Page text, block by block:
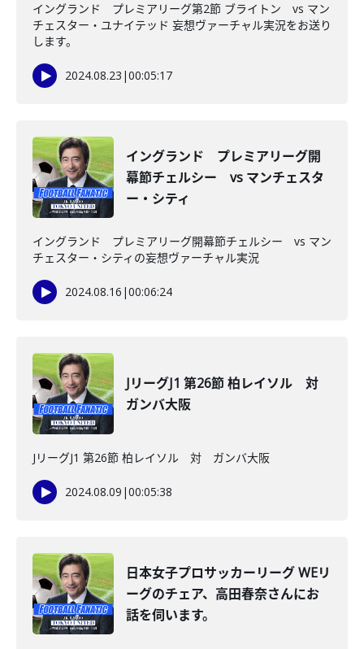
イングランド プレミアリーグ第2節 ブライトン vs マン
チェスター・ユナイテッド 妄想ヴァーチャル実況をお送り
します。
2024.08.23 |00:05:17
イングランド プレミアリーグ開
幕節チェルシー vs マンチェスタ
ー・シティ
イングランド プレミアリーグ開幕節チェルシー vs マン
チェスター・シティの妄想ヴァーチャル実況
2024.08.16 |00:06:24
JリーグJ1 第26節 柏レイソル 対
ガンバ大阪
JリーグJ1 第26節 柏レイソル 対 ガンバ大阪
2024.08.09 |00:05:38
日本女子プロサッカーリーグ WEリ
ーグのチェア、高田春奈さんにお
話を伺います。